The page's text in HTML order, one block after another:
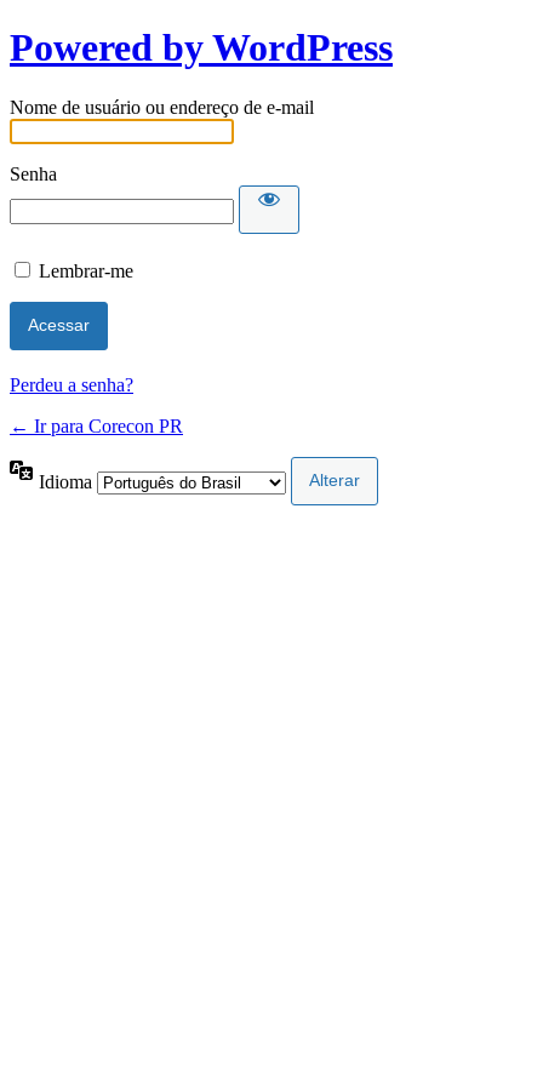
Powered by WordPress
Nome de usuário ou endereço de e-mail
Senha
Lembrar-me
Perdeu a senha?
← Ir para Corecon PR
Idioma